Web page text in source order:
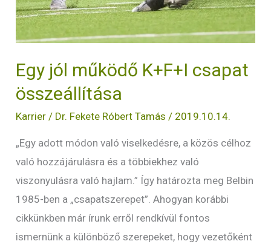
Egy jól működő K+F+I csapat
összeállítása
Karrier / Dr. Fekete Róbert Tamás/ 2019.10.14.
„Egy adott módon való viselkedésre, a közös célhoz
való hozzájárulásra és a többiekhez való
viszonyulásra való hajlam.” Így határozta meg Belbin
1985-ben a „csapatszerepet”. Ahogyan korábbi
cikkünkben már írunk erről rendkívül fontos
ismernünk a különböző szerepeket, hogy vezetőként